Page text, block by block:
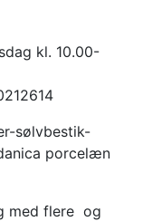
kl. 10.00-
sølvbestik-
porcelæn
med flere og